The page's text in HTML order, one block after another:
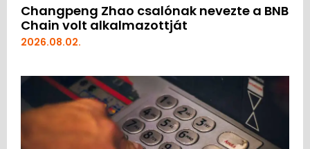
Changpeng Zhao csalónak nevezte a BNB
Chain volt alkalmazottját
2026.08.02.